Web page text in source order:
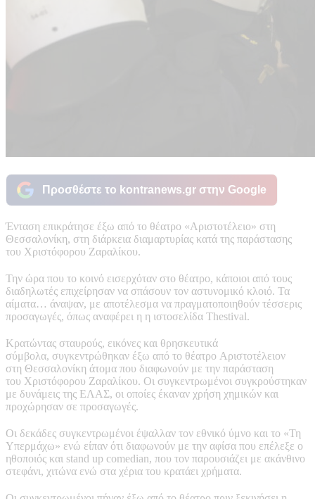
Προσθέστε το kontranews.gr στην Google
Ένταση επικράτησε έξω από το θέατρο «Αριστοτέλειο» στη
Θεσσαλονίκη, στη διάρκεια διαμαρτυρίας κατά της παράστασης
του Χριστόφορου Ζαραλίκου.
Την ώρα που το κοινό εισερχόταν στο θέατρο, κάποιοι από τους
διαδηλωτές επιχείρησαν να σπάσουν τον αστυνομικό κλοιό. Τα
αίματα… άναψαν, με αποτέλεσμα να πραγματοποιηθούν τέσσερις
προσαγωγές, όπως αναφέρει η η ιστοσελίδα Thestival.
Κρατώντας σταυρούς, εικόνες και θρησκευτικά
σύμβολα, συγκεντρώθηκαν έξω από το θέατρο Αριστοτέλειον
στη Θεσσαλονίκη άτομα που διαφωνούν με την παράσταση
του Χριστόφορου Ζαραλίκου. Οι συγκεντρωμένοι συγκρούστηκαν
με δυνάμεις της ΕΛΑΣ, οι οποίες έκαναν χρήση χημικών και
προχώρησαν σε προσαγωγές.
Οι δεκάδες συγκεντρωμένοι έψαλλαν τον εθνικό ύμνο και το «Τη
Υπερμάχω» ενώ είπαν ότι διαφωνούν με την αφίσα που επέλεξε ο
ηθοποιός και stand up comedian, που τον παρουσιάζει με ακάνθινο
στεφάνι, χιτώνα ενώ στα χέρια του κρατάει χρήματα.